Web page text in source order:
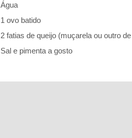
Água
1 ovo batido
2 fatias de queijo (muçarela ou outro
Sal e pimenta a gosto